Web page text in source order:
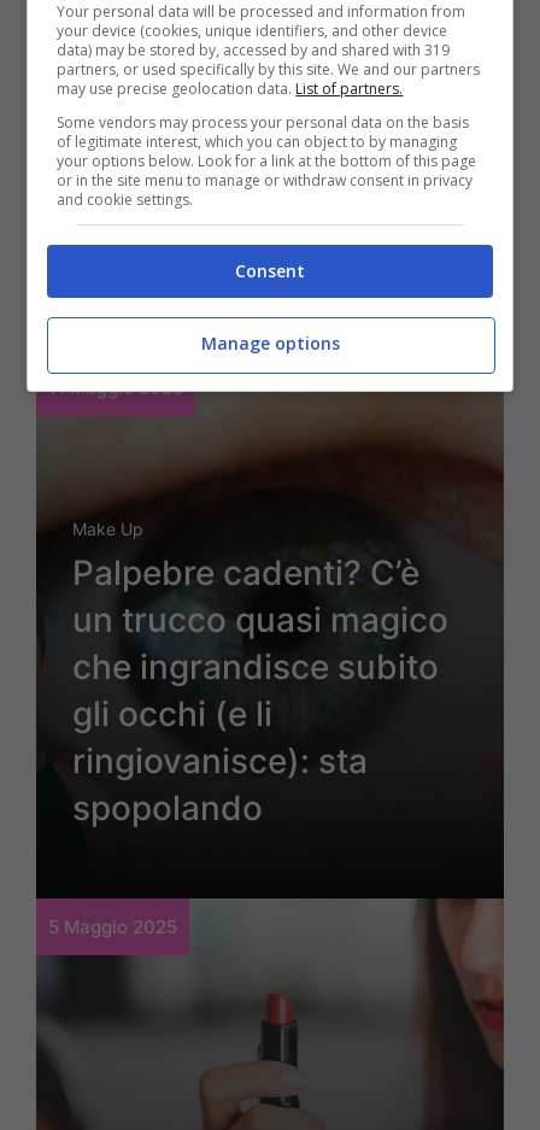
Make Up
Makeup anti età, sono
questi i trucchi che
funzionano (davvero):
gli esperti rivelano tutto
11 Maggio 2025
Make Up
Palpebre cadenti? C’è
un trucco quasi magico
che ingrandisce subito
gli occhi (e li
ringiovanisce): sta
spopolando
5 Maggio 2025
Your personal data will be processed and information from
your device (cookies, unique identifiers, and other device
data) may be stored by, accessed by and shared with 319
partners, or used specifically by this site. We and our partners
may use precise geolocation data. List of partners.
Some vendors may process your personal data on the basis
of legitimate interest, which you can object to by managing
your options below. Look for a link at the bottom of this page
or in the site menu to manage or withdraw consent in privacy
and cookie settings.
Consent
Manage options